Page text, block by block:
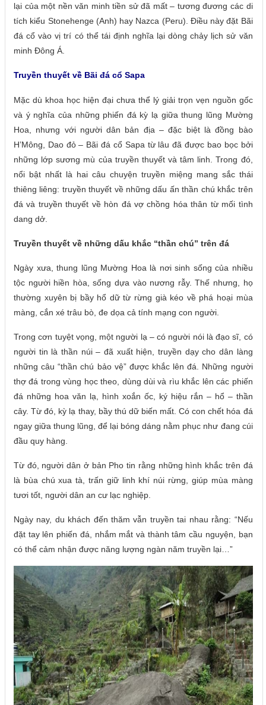
lại của một nền văn minh tiền sử đã mất – tương đương các di
tích kiểu Stonehenge (Anh) hay Nazca (Peru). Điều này đặt Bãi
đá cổ vào vị trí có thể tái định nghĩa lại dòng chảy lịch sử văn
minh Đông Á.
Truyền thuyết về Bãi đá cổ Sapa
Mặc dù khoa học hiện đại chưa thể lý giải trọn vẹn nguồn gốc
và ý nghĩa của những phiến đá kỳ lạ giữa thung lũng Mường
Hoa, nhưng với người dân bản địa – đặc biệt là đồng bào
H’Mông, Dao đỏ – Bãi đá cổ Sapa từ lâu đã được bao bọc bởi
những lớp sương mù của truyền thuyết và tâm linh. Trong đó,
nổi bật nhất là hai câu chuyện truyền miệng mang sắc thái
thiêng liêng: truyền thuyết về những dấu ấn thần chú khắc trên
đá và truyền thuyết về hòn đá vợ chồng hóa thân từ mối tình
dang dở.
Truyền thuyết về những dấu khắc “thần chú” trên đá
Ngày xưa, thung lũng Mường Hoa là nơi sinh sống của nhiều
tộc người hiền hòa, sống dựa vào nương rẫy. Thế nhưng, họ
thường xuyên bị bầy hổ dữ từ rừng già kéo về phá hoại mùa
màng, cắn xé trâu bò, đe dọa cả tính mạng con người.
Trong cơn tuyệt vọng, một người lạ – có người nói là đạo sĩ, có
người tin là thần núi – đã xuất hiện, truyền dạy cho dân làng
những câu “thần chú bảo vệ” được khắc lên đá. Những người
thợ đá trong vùng học theo, dùng dùi và rìu khắc lên các phiến
đá những hoa văn lạ, hình xoắn ốc, ký hiệu rắn – hổ – thần
cây. Từ đó, kỳ lạ thay, bầy thú dữ biến mất. Có con chết hóa đá
ngay giữa thung lũng, để lại bóng dáng nằm phục như đang cúi
đầu quy hàng.
Từ đó, người dân ở bản Pho tin rằng những hình khắc trên đá
là bùa chú xua tà, trấn giữ linh khí núi rừng, giúp mùa màng
tươi tốt, người dân an cư lạc nghiệp.
Ngày nay, du khách đến thăm vẫn truyền tai nhau rằng: “Nếu
đặt tay lên phiến đá, nhắm mắt và thành tâm cầu nguyện, bạn
có thể cảm nhận được năng lượng ngàn năm truyền lại…”